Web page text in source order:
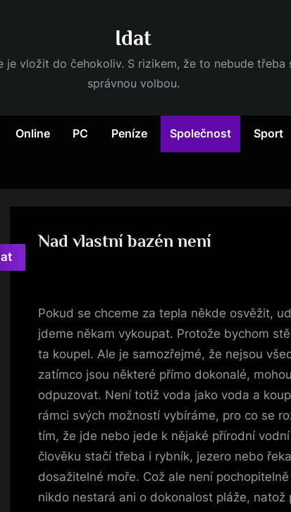
Idat
vložit do čehokoliv. S rizikem, že to nebude
správnou volbou.
Online PC Peníze Společnost Sport
Nad vlastní bazén není
Pokud se chceme za tepla někde osvěžit,
jdeme někam vykoupat. Protože bychom
ta koupel. Ale je samozřejmé, že nejsou
zatímco jsou některé přímo dokonalé,
odpuzovat. Není totiž voda jako voda a
rámci svých možností vybíráme, pro co se
tím, že jde nebo jede k nějaké přírodní
člověku stačí třeba i rybník, jezero nebo
dosažitelné moře. Což ale není
nikdo nestará ani o dokonalost pláže, natož